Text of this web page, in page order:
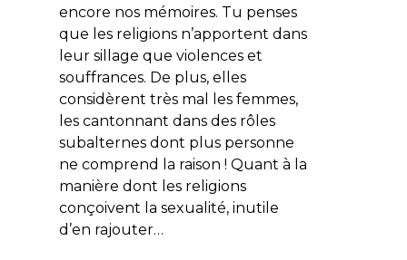
encore nos mémoires. Tu penses
que les religions n’apportent dans
leur sillage que violences et
souffrances. De plus, elles
considèrent très mal les femmes,
les cantonnant dans des rôles
subalternes dont plus personne
ne comprend la raison ! Quant à la
manière dont les religions
conçoivent la sexualité, inutile
d’en rajouter…